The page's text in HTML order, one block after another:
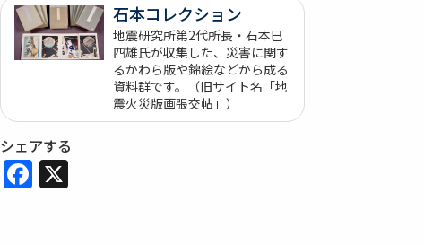
石本コレクション
地震研究所第2代所長・石本巳
四雄氏が収集した、災害に関す
るかわら版や錦絵などから成る
資料群です。（旧サイト名「地
震火災版画張交帖」）
シェアする
Facebook
X